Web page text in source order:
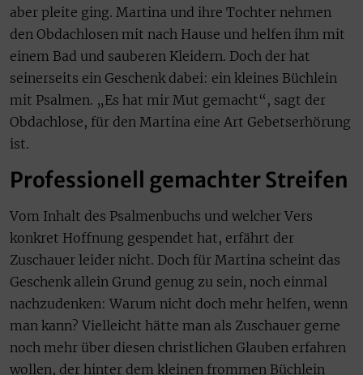
aber pleite ging. Martina und ihre Tochter nehmen
den Obdachlosen mit nach Hause und helfen ihm mit
einem Bad und sauberen Kleidern. Doch der hat
seinerseits ein Geschenk dabei: ein kleines Büchlein
mit Psalmen. „Es hat mir Mut gemacht“, sagt der
Obdachlose, für den Martina eine Art Gebetserhörung
ist.
Professionell gemachter Streifen
Vom Inhalt des Psalmenbuchs und welcher Vers
konkret Hoffnung gespendet hat, erfährt der
Zuschauer leider nicht. Doch für Martina scheint das
Geschenk allein Grund genug zu sein, noch einmal
nachzudenken: Warum nicht doch mehr helfen, wenn
man kann? Vielleicht hätte man als Zuschauer gerne
noch mehr über diesen christlichen Glauben erfahren
wollen, der hinter dem kleinen frommen Büchlein